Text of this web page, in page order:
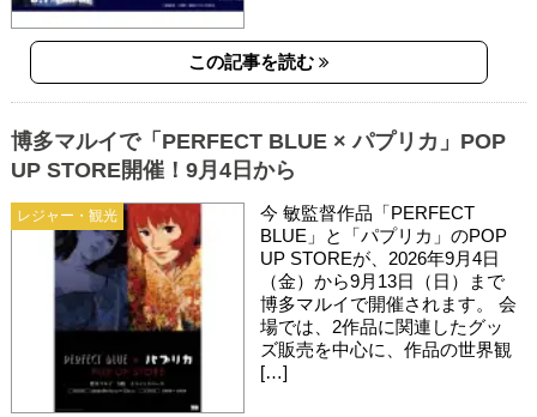
この記事を読む
レジャー・観光
博多マルイで「PERFECT BLUE × パプリカ」POP
UP STORE開催！9月4日から
今 敏監督作品「PERFECT
BLUE」と「パプリカ」のPOP
UP STOREが、2026年9月4日
（金）から9月13日（日）まで
博多マルイで開催されます。 会
場では、2作品に関連したグッ
ズ販売を中心に、作品の世界観
[…]